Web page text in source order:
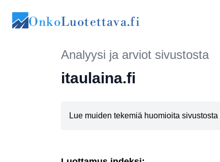
OnkoLuotettava.fi
Analyysi ja arviot sivustosta
itaulaina.fi
Lue muiden tekemiä huomioita sivustosta